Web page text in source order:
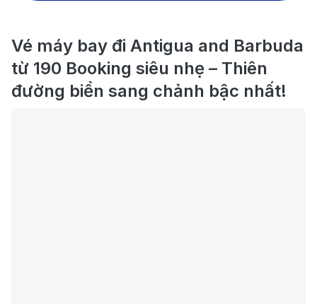
Vé máy bay đi Antigua and Barbuda
từ 190 Booking siêu nhẹ – Thiên
đường biển sang chảnh bậc nhất!